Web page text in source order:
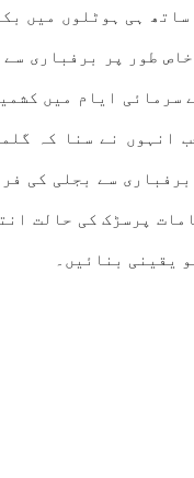
ہی ہوٹلوں میں
طور پر برفباری
ایام میں
نے سنا کہ
سے بجلی کی
پرسڑک کی حالت
یقینی بنائیں۔